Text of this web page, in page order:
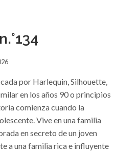
por Harlequin, Silhouette,
en los años 90 o principios
comienza cuando la
Vive en una familia
en secreto de un joven
a una familia rica e influyente